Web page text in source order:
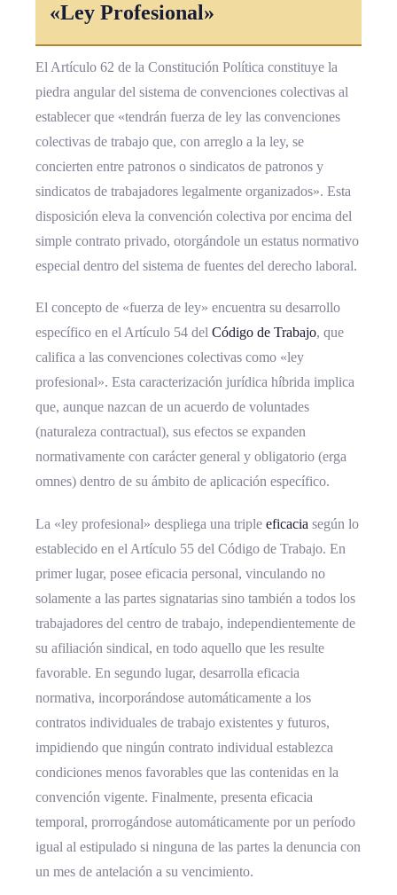
«Ley Profesional»
El Artículo 62 de la Constitución Política constituye la
piedra angular del sistema de convenciones colectivas al
establecer que «tendrán fuerza de ley las convenciones
colectivas de trabajo que, con arreglo a la ley, se
concierten entre patronos o sindicatos de patronos y
sindicatos de trabajadores legalmente organizados». Esta
disposición eleva la convención colectiva por encima del
simple contrato privado, otorgándole un estatus normativo
especial dentro del sistema de fuentes del derecho laboral.
El concepto de «fuerza de ley» encuentra su desarrollo
específico en el Artículo 54 del Código de Trabajo, que
califica a las convenciones colectivas como «ley
profesional». Esta caracterización jurídica híbrida implica
que, aunque nazcan de un acuerdo de voluntades
(naturaleza contractual), sus efectos se expanden
normativamente con carácter general y obligatorio (erga
omnes) dentro de su ámbito de aplicación específico.
La «ley profesional» despliega una triple eficacia según lo
establecido en el Artículo 55 del Código de Trabajo. En
primer lugar, posee eficacia personal, vinculando no
solamente a las partes signatarias sino también a todos los
trabajadores del centro de trabajo, independientemente de
su afiliación sindical, en todo aquello que les resulte
favorable. En segundo lugar, desarrolla eficacia
normativa, incorporándose automáticamente a los
contratos individuales de trabajo existentes y futuros,
impidiendo que ningún contrato individual establezca
condiciones menos favorables que las contenidas en la
convención vigente. Finalmente, presenta eficacia
temporal, prorrogándose automáticamente por un período
igual al estipulado si ninguna de las partes la denuncia con
un mes de antelación a su vencimiento.